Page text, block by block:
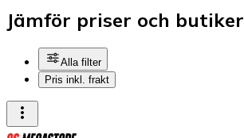
Jämför priser och butiker
Alla filter
Pris inkl. frakt